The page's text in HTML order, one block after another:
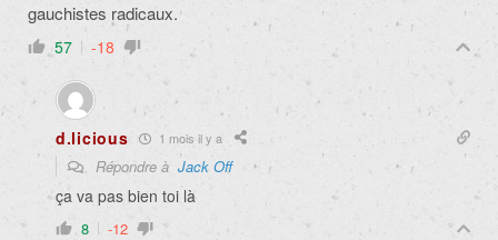
gauchistes radicaux.
57 -18
d.licious 1 mois il y a
Répondre à Jack Off
ça va pas bien toi là
8 -12